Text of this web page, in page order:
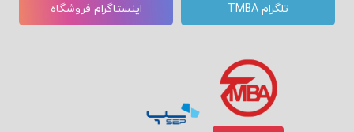
تلگرام TMBA اینستاگرام فروشگاه